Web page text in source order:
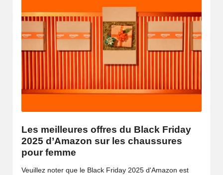
Les meilleures offres du Black Friday
2025 d’Amazon sur les chaussures
pour femme
Veuillez noter que le Black Friday 2025 d'Amazon est